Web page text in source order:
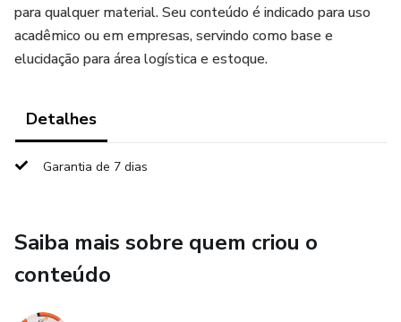
para qualquer material. Seu conteúdo é indicado para uso
acadêmico ou em empresas, servindo como base e
elucidação para área logística e estoque.
Detalhes
Garantia de 7 dias
Saiba mais sobre quem criou o
conteúdo